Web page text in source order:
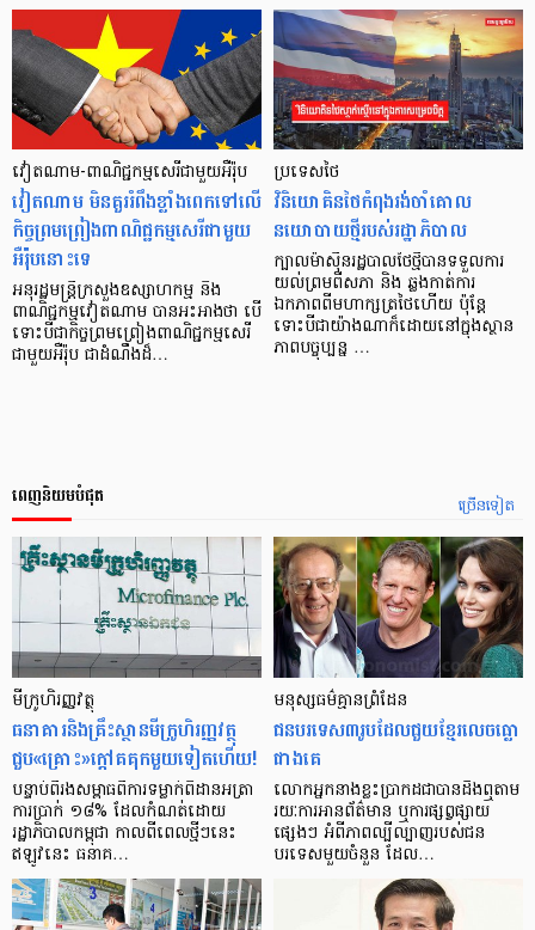
វៀតណាម-ពាណិជ្ជកម្មសេរី​ជាមួយ​អឺរ៉ុប
វៀតណាម មិនគួរ​រំពឹង​ខ្លាំង​ពេក​ទៅ​លើ​
កិច្ច​ព្រមព្រៀង​ពាណិជ្ជកម្ម​សេរី​ជាមួយ​
អឺរ៉ុបនោះទេ
អនុរដ្ឋមន្រ្តី​ក្រសួង​ឧស្សាហកម្ម និង​
ពាណិជ្ជកម្ម​វៀតណាម បាន​អះអាង​ថា បើ
ទោះបី​ជា​កិច្ចព្រមព្រៀង​ពាណិជ្ជកម្ម​សេរី​
ជាមួយ​អឺរ៉ុប ជា​ដំណឹង​ដ៏​…
ប្រទេសថៃ
វិនិយោគិនថៃកំពុងរង់ចាំគោល
នយោបាយថ្មីរបស់រដ្ឋាភិបាល
ក្បាលម៉ាស៊ីនរដ្ឋបាលថៃថ្មីបានទទួលការ
យល់ព្រមពីសភា និង ឆ្លងកាត់ការ
ឯកភាពពីមហាក្សត្រថៃហើយ ប៉ុន្តែ
ទោះបីជាយ៉ាងណាក៏ដោយនៅក្នុងស្ថាន
ភាពបច្ចុប្បន្ន …
ច្រើនទៀត
ពេញនិយមបំផុត
មីក្រូ​ហិរញ្ញវត្ថុ
ធនាគារ​និង​គ្រឹះស្ថាន​មីក្រូ​ហិរញ្ញវត្ថុ​
ជួប«គ្រោះ»ក្តៅ​គគុក​មួយ​ទៀត​ហើយ!
បន្ទាប់​ពី​រង​សម្ពាធ​​ពី​ការ​ទម្លាក់​ពិដាន​អត្រា​
ការ​ប្រាក់ ១៨​% ដែល​កំណត់​ដោយ​
រដ្ឋាភិបាល​កម្ពុជា កាល​ពី​ពេល​ថ្មីៗ​នេះ
ឥឡូវ​នេះ ធនាគ…
មនុស្ស​ធម៌​គ្មាន​ព្រំដែន
ជន​បរទេស​៣​រូប​ដែល​ជួយ​ខ្មែរ​លេច​ធ្លោ​
ជាង​គេ
លោកអ្នក​នាង​ខ្លះ​ប្រាកដ​ជា​បាន​​ដឹង​ឮ​តាម​
រយៈ​ការ​អាន​ព័ត៌មាន ឬ​ការ​ផ្សព្វផ្សាយ​
ផ្សេងៗ អំពី​ភាព​ល្បីល្បាញ​របស់​ជន​
បរទេស​មួយ​ចំនួន ដែល…